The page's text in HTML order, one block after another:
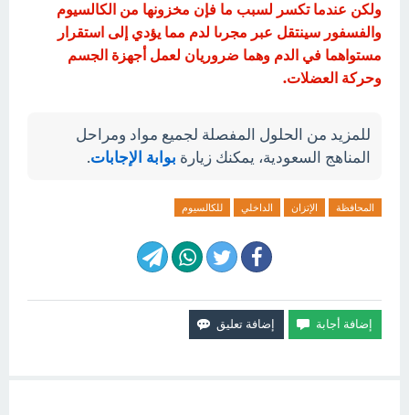
ولكن عندما تكسر لسبب ما فإن مخزونها من الكالسيوم
والفسفور سينتقل عبر مجرىا لدم مما يؤدي إلى استقرار
مستواهما في الدم وهما ضروريان لعمل أجهزة الجسم
وحركة العضلات.
للمزيد من الحلول المفصلة لجميع مواد ومراحل
المناهج السعودية، يمكنك زيارة بوابة الإجابات.
المحافظة الإتزان الداخلي للكالسيوم